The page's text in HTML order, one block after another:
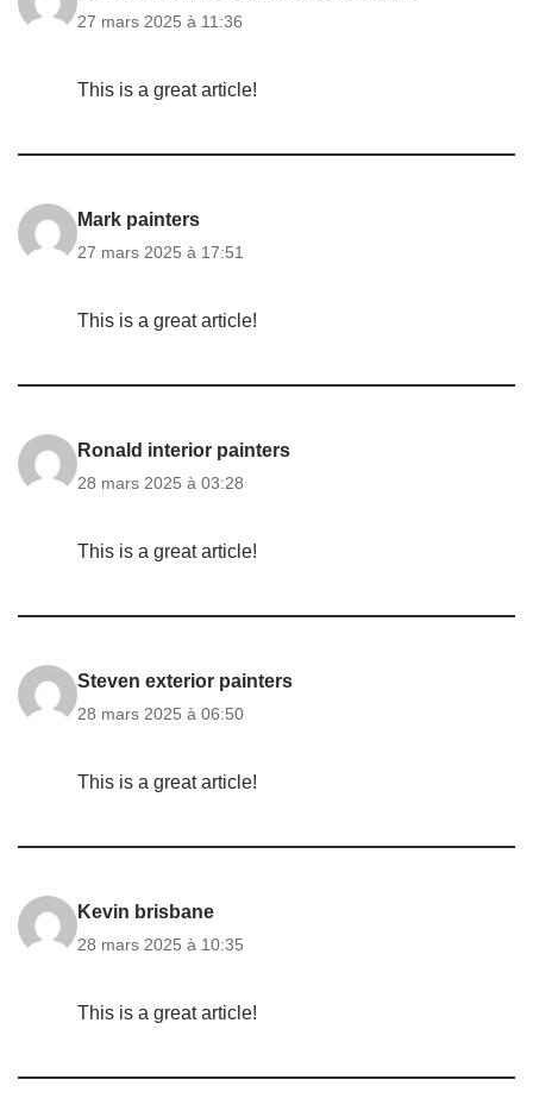
27 mars 2025 à 11:36
This is a great article!
Mark painters
27 mars 2025 à 17:51
This is a great article!
Ronald interior painters
28 mars 2025 à 03:28
This is a great article!
Steven exterior painters
28 mars 2025 à 06:50
This is a great article!
Kevin brisbane
28 mars 2025 à 10:35
This is a great article!